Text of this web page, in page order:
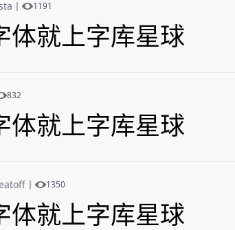
丨 1191
体就上字库星球
832
体就上字库星球
丨 1350
体就上字库星球